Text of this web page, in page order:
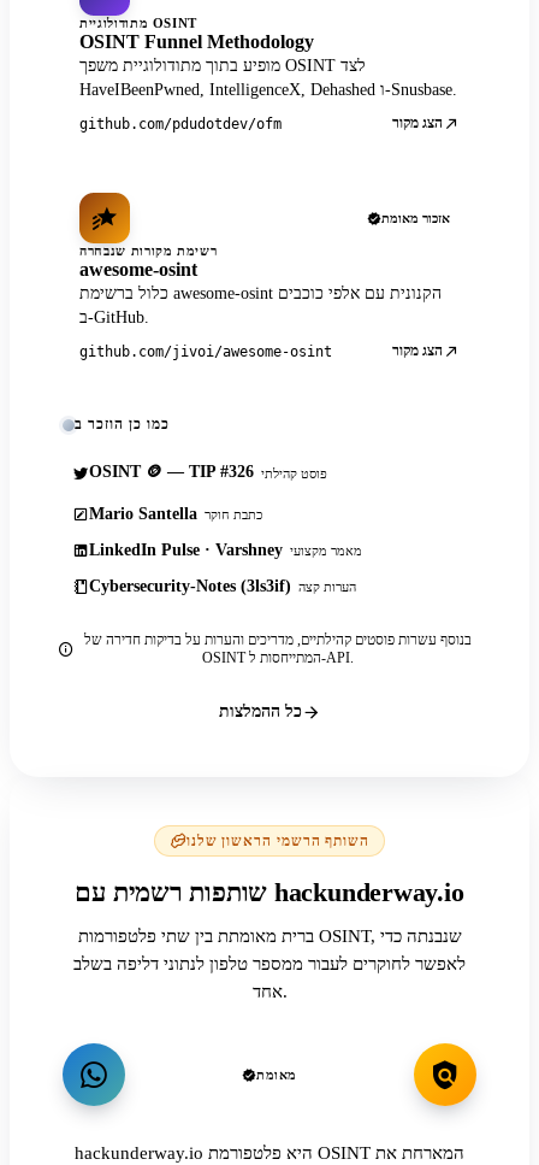
מתודולוגיית OSINT
OSINT Funnel Methodology
מופיע בתוך מתודולוגיית משפך OSINT לצד
HaveIBeenPwned, IntelligenceX, Dehashed ו-Snusbase.
github.com/pdudotdev/ofm הצג מקור
אזכור מאומת
רשימת מקורות שנבחרה
awesome-osint
כלול ברשימת awesome-osint הקנונית עם אלפי כוכבים
ב-GitHub.
github.com/jivoi/awesome-osint הצג מקור
כמו כן הוזכר ב
OSINT 🪙 — TIP #326 פוסט קהילתי
Mario Santella כתבת חוקר
LinkedIn Pulse · Varshney מאמר מקצועי
Cybersecurity-Notes (3ls3if) הערות קצה
בנוסף עשרות פוסטים קהילתיים, מדריכים והערות על בדיקות חדירה של
OSINT המתייחסות ל-API.
כל ההמלצות
השותף הרשמי הראשון שלנו
שותפות רשמית עם hackunderway.io
ברית מאומתת בין שתי פלטפורמות OSINT, שנבנתה כדי
לאפשר לחוקרים לעבור ממספר טלפון לנתוני דליפה בשלב
אחד.
מאומת
hackunderway.io היא פלטפורמת OSINT המארחת את